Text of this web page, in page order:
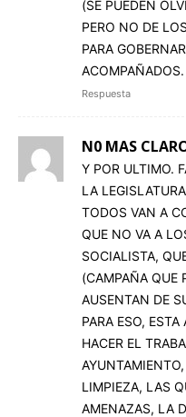
(SE PUEDEN
PERO NO DE
PARA
ACOMPAÑADOS.
Respuesta
N0 MAS
Y POR ULTIMO.
LA
TODOS VAN A
QUE NO VA A
SOCIALISTA,
(CAMPAÑA QUE
AUSENTAN DE
PARA ESO,
HACER EL
LIMPIEZA, LAS
AMENAZAS, LA